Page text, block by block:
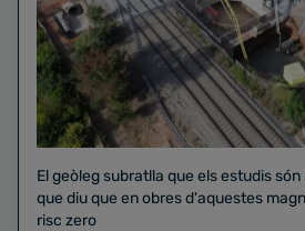
El geòleg subratlla que els estudis
que diu que en obres d'aquestes
risc zero